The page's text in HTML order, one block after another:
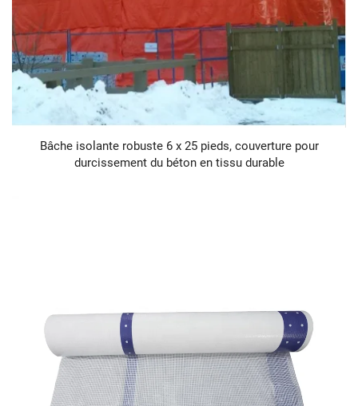
Bâche isolante robuste 6 x 25 pieds, couverture pour
durcissement du béton en tissu durable